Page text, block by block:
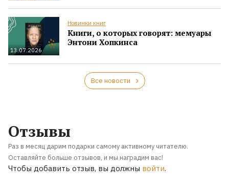
13.07.2026
Новинки книг
Книги, о которых говорят: мемуары
Энтони Хопкинса
Все новости
Отзывы
Раз в месяц дарим подарки самому активному читателю.
Оставляйте больше отзывов, и мы наградим вас!
Чтобы добавить отзыв, вы должны войти.